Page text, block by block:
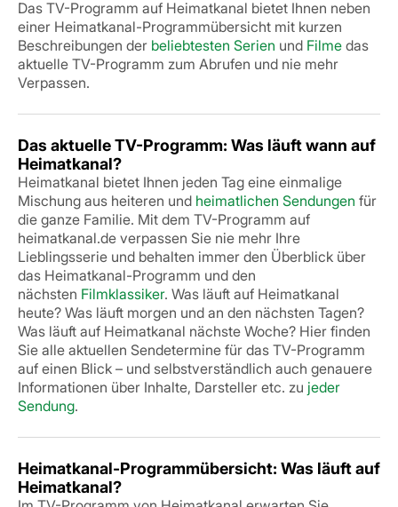
Das TV-Programm auf Heimatkanal bietet Ihnen neben
einer Heimatkanal-Programmübersicht mit kurzen
Beschreibungen der beliebtesten Serien und Filme das
aktuelle TV-Programm zum Abrufen und nie mehr
Verpassen.
Das aktuelle TV-Programm: Was läuft wann auf
Heimatkanal?
Heimatkanal bietet Ihnen jeden Tag eine einmalige
Mischung aus heiteren und heimatlichen Sendungen für
die ganze Familie. Mit dem TV-Programm auf
heimatkanal.de verpassen Sie nie mehr Ihre
Lieblingsserie und behalten immer den Überblick über
das Heimatkanal-Programm und den
nächsten Filmklassiker. Was läuft auf Heimatkanal
heute? Was läuft morgen und an den nächsten Tagen?
Was läuft auf Heimatkanal nächste Woche? Hier finden
Sie alle aktuellen Sendetermine für das TV-Programm
auf einen Blick – und selbstverständlich auch genauere
Informationen über Inhalte, Darsteller etc. zu jeder
Sendung.
Heimatkanal-Programmübersicht: Was läuft auf
Heimatkanal?